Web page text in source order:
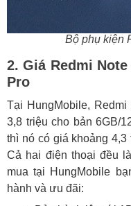
Bộ phụ kiện
2. Giá Redmi
Pro
Tại HungMobile,
3,8 triệu cho bản 6GB/
thì nó có giá khoảng
Cả hai điện thoại đều
mua tại HungMobile
hành và ưu đãi: